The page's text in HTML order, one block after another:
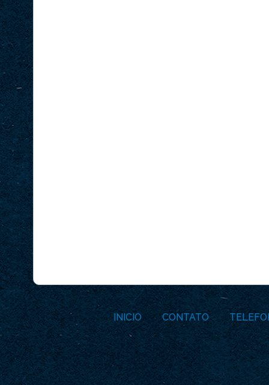
INICIO CONTATO